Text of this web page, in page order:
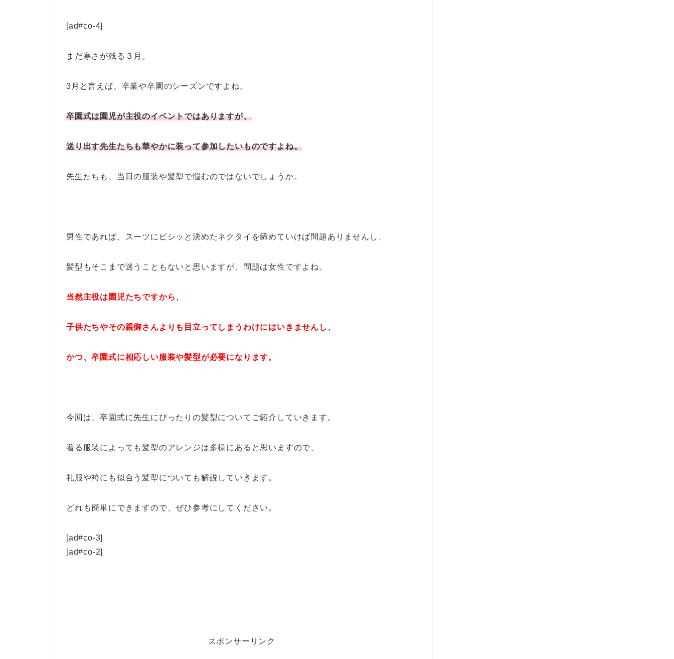
[ad#co-4]
まだ寒さが残る３月。
3月と言えば、卒業や卒園のシーズンですよね。
卒園式は園児が主役のイベントではありますが、
送り出す先生たちも華やかに装って参加したいものですよね。
先生たちも、当日の服装や髪型で悩むのではないでしょうか。
男性であれば、スーツにビシッと決めたネクタイを締めていけば問題ありませんし、
髪型もそこまで迷うこともないと思いますが、問題は女性ですよね。
当然主役は園児たちですから、
子供たちやその親御さんよりも目立ってしまうわけにはいきませんし、
かつ、卒園式に相応しい服装や髪型が必要になります。
今回は、卒園式に先生にぴったりの髪型についてご紹介していきます。
着る服装によっても髪型のアレンジは多様にあると思いますので、
礼服や袴にも似合う髪型についても解説していきます。
どれも簡単にできますので、ぜひ参考にしてください。
[ad#co-3]
[ad#co-2]
スポンサーリンク